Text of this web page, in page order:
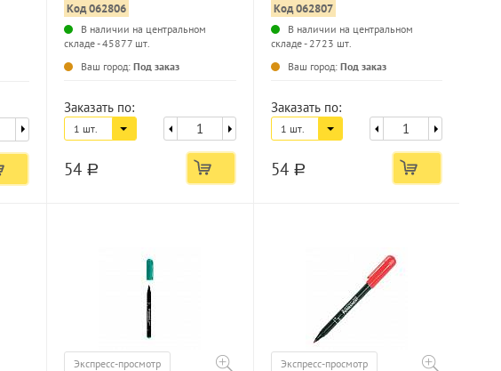
Код 062806
В наличии на центральном
складе - 45877 шт.
Ваш город: Под заказ
Заказать по:
1 шт.
54 a
Код 062807
В наличии на центральном
складе - 2723 шт.
Ваш город: Под заказ
Заказать по:
1 шт.
54 a
Экспресс-просмотр Экспресс-просмотр